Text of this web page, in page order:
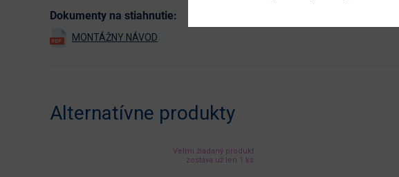
Dokumenty na stiahnutie:
Alternatívne produkty
Veľmi žiadaný produkt
zostáva už len 1 ks